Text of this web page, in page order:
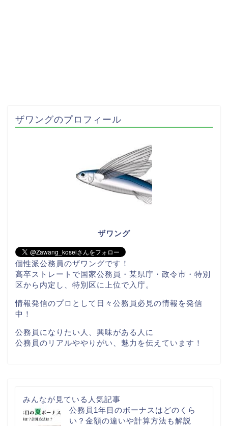
ザワングのプロフィール
ザワング
個性派公務員のザワングです！
高卒ストレートで国家公務員・某県庁・政令市・特別
区から内定し、特別区に上位で入庁。
情報発信のプロとして日々公務員必見の情報を発信
中！
公務員になりたい人、興味がある人に
公務員のリアルややりがい、魅力を伝えています！
みんなが見ている人気記事
公務員1年目のボーナスはどのくら
い？金額の違いや計算方法も解説